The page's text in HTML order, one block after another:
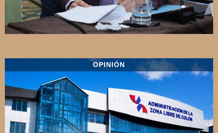
OPINIÓN